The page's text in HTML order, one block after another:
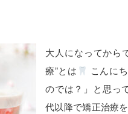
大人になってから
療”とは
こんに
のでは？」と思っ
代以降で矯正治療